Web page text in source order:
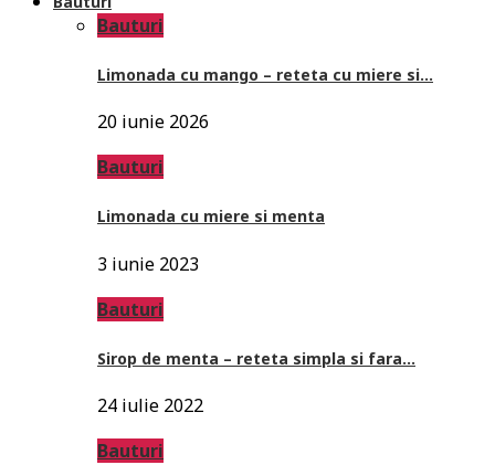
Bauturi
Limonada cu mango – reteta cu miere si…
20 iunie 2026
Bauturi
Limonada cu miere si menta
3 iunie 2023
Bauturi
Sirop de menta – reteta simpla si fara…
24 iulie 2022
Bauturi